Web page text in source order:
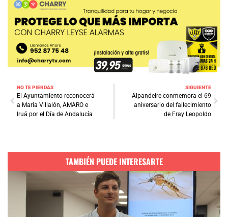
NO TE PIERDAS
El Ayuntamiento reconocerá
a María Villalón, AMARO e
Iruá por el Día de Andalucía
SIGUIENTE
Alpandeire conmemora el 69
aniversario del fallecimiento
de Fray Leopoldo
TAMBIÉN PUEDE INTERESARTE